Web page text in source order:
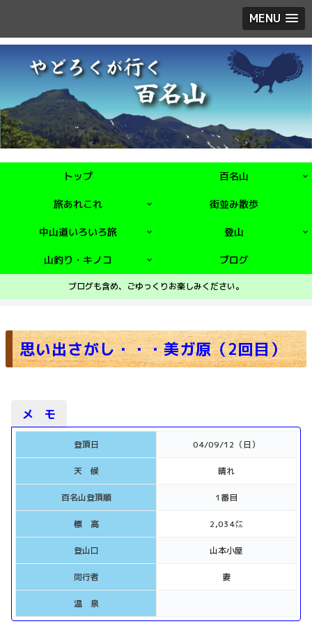
MENU
トップ 百名山
旅あれこれ 街並み散歩
中山道いろいろ旅 登山
山釣り・キノコ ブログ
ブログも含め、ごゆっくりお楽しみください。
思い出さがし・・・美ガ原（2回目）
メ モ
登頂日 04/09/12（日）
天 候 晴れ
百名山登頂順 1番目
標 高 2,034㍍
登山口 山本小屋
同行者 妻
温 泉